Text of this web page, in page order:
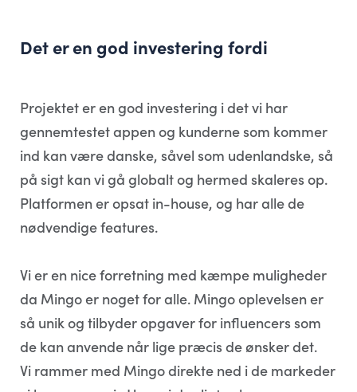
Det er en god investering fordi
Projektet er en god investering i det vi har
gennemtestet appen og kunderne som kommer
ind kan være danske, såvel som udenlandske, så
på sigt kan vi gå globalt og hermed skaleres op.
Platformen er opsat in-house, og har alle de
nødvendige features.
Vi er en nice forretning med kæmpe muligheder
da Mingo er noget for alle. Mingo oplevelsen er
så unik og tilbyder opgaver for influencers som
de kan anvende når lige præcis de ønsker det.
Vi rammer med Mingo direkte ned i de markeder